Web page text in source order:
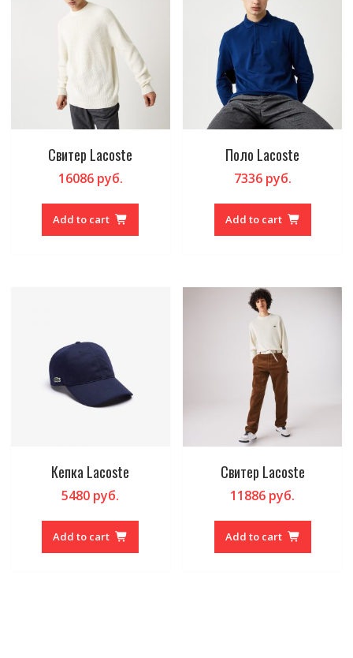
Свитер Lacoste
16086руб.
Add to cart
Поло Lacoste
7336руб.
Add to cart
Кепка Lacoste
5480 руб.
Add to cart
Свитер Lacoste
11886 руб.
Add to cart